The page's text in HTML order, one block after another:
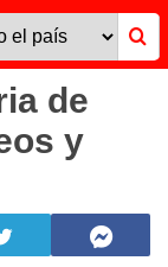
de
y